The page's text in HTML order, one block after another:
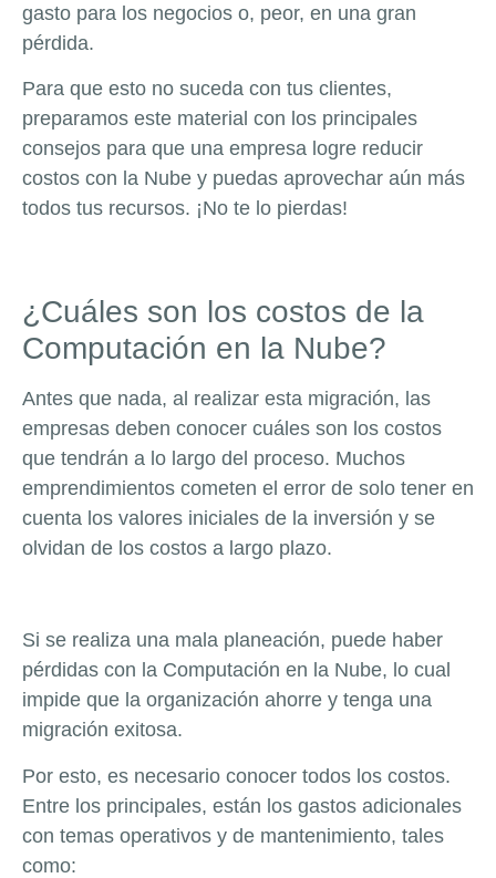
gasto para los negocios o, peor, en una gran
pérdida.
Para que esto no suceda con tus clientes,
preparamos este material con los principales
consejos para que una empresa logre reducir
costos con la Nube y puedas aprovechar aún más
todos tus recursos. ¡No te lo pierdas!
¿Cuáles son los costos de la
Computación en la Nube?
Antes que nada, al realizar esta migración, las
empresas deben conocer cuáles son los costos
que tendrán a lo largo del proceso. Muchos
emprendimientos cometen el error de solo tener en
cuenta los valores iniciales de la inversión y se
olvidan de los costos a largo plazo.
Si se realiza una mala planeación, puede haber
pérdidas con la Computación en la Nube, lo cual
impide que la organización ahorre y tenga una
migración exitosa.
Por esto, es necesario conocer todos los costos.
Entre los principales, están los gastos adicionales
con temas operativos y de mantenimiento, tales
como: